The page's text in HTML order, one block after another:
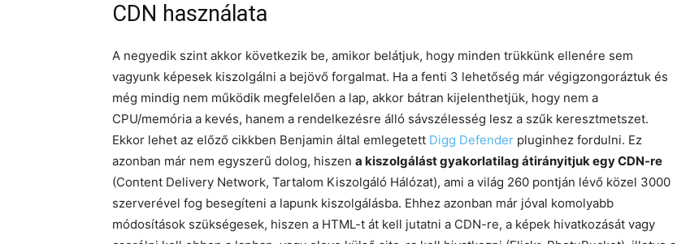
CDN használata
A negyedik szint akkor következik be, amikor belátjuk, hogy minden trükkünk ellenére sem
vagyunk képesek kiszolgálni a bejövő forgalmat. Ha a fenti 3 lehetőség már végigzongoráztuk és
még mindig nem működik megfelelően a lap, akkor bátran kijelenthetjük, hogy nem a
CPU/memória a kevés, hanem a rendelkezésre álló sávszélesség lesz a szűk keresztmetszet.
Ekkor lehet az előző cikkben Benjamin által emlegetett Digg Defender pluginhez fordulni. Ez
azonban már nem egyszerű dolog, hiszen a kiszolgálást gyakorlatilag átirányitjuk egy CDN-re
(Content Delivery Network, Tartalom Kiszolgáló Hálózat), ami a világ 260 pontján lévő közel 3000
szerverével fog besegíteni a lapunk kiszolgálásba. Ehhez azonban már jóval komolyabb
módosítások szükségesek, hiszen a HTML-t át kell jutatni a CDN-re, a képek hivatkozását vagy